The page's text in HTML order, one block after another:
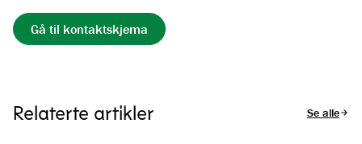
Gå til kontaktskjema
Relaterte artikler Se alle